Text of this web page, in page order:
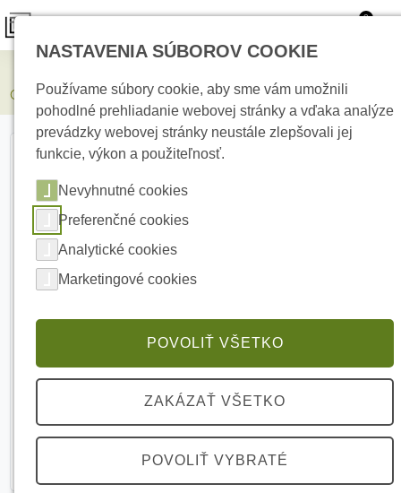
0
COMUNELLO VICTOR 4 RC G Štvortlačidlový diaľkový ovládač
NASTAVENIA SÚBOROV COOKIE
Používame súbory cookie, aby sme vám umožnili
pohodlné prehliadanie webovej stránky a vďaka analýze
prevádzky webovej stránky neustále zlepšovali jej
funkcie, výkon a použiteľnosť.
Nevyhnutné cookies
Preferenčné cookies
Analytické cookies
Marketingové cookies
POVOLIŤ VŠETKO
ZAKÁZAŤ VŠETKO
POVOLIŤ VYBRATÉ